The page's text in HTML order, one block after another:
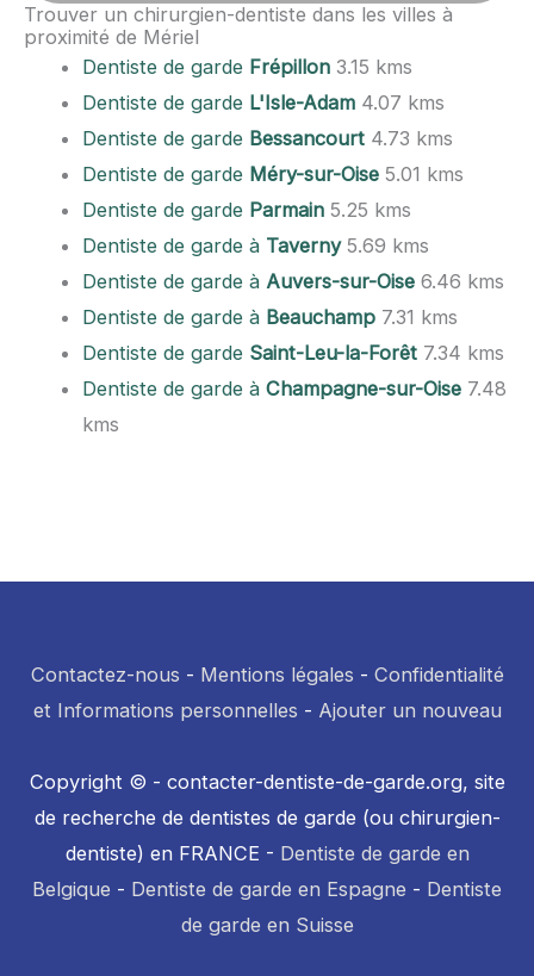
Trouver un chirurgien-dentiste dans les villes à
proximité de Mériel
Dentiste de garde Frépillon 3.15 kms
Dentiste de garde L'Isle-Adam 4.07 kms
Dentiste de garde Bessancourt 4.73 kms
Dentiste de garde Méry-sur-Oise 5.01 kms
Dentiste de garde Parmain 5.25 kms
Dentiste de garde à Taverny5.69 kms
Dentiste de garde à Auvers-sur-Oise 6.46 kms
Dentiste de garde à Beauchamp 7.31 kms
Dentiste de garde Saint-Leu-la-Forêt 7.34 kms
Dentiste de garde àChampagne-sur-Oise 7.48
kms
Contactez-nous - Mentions légales - Confidentialité
et Informations personnelles - Ajouter un nouveau
Copyright © - contacter-dentiste-de-garde.org, site
de recherche de dentistes de garde (ou chirurgien-
dentiste) en FRANCE - Dentiste de garde en
Belgique - Dentiste de garde en Espagne - Dentiste
de garde en Suisse